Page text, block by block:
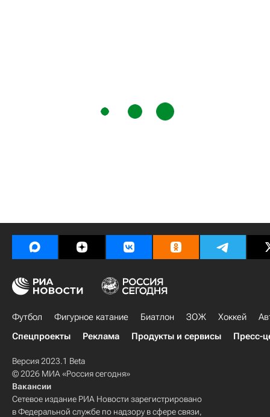
Футбол Фигурное катание Биатлон ЗОЖ Хоккей
Спецпроекты
Реклама Продукты и сервисы Пресс-
Версия 2023.1 Beta
© 2026 МИА «Россия сегодня»
Вакансии
Сетевое издание РИА Новости зарегистрировано
в Федеральной службе по надзору в сфере связи,